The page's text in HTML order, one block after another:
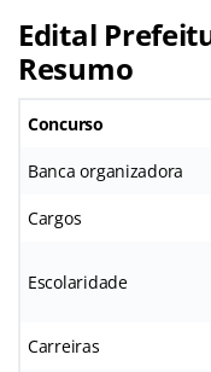
Edital
Resumo
Concurso
Banca organizadora
Cargos
Escolaridade
Carreiras